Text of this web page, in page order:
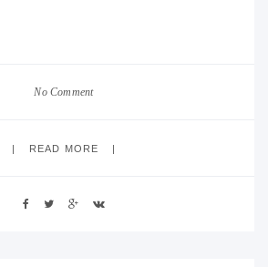
No Comment
READ MORE